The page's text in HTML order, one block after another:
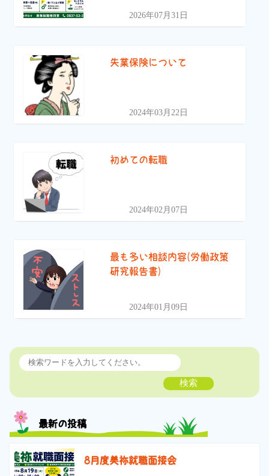
2026年07月31日
失業保険について
2024年03月22日
初めての転職
2024年02月07日
最も多い相談内容(労働政策
研究報告書)
2024年01月09日
検索
最新の投稿
8月度美祢就職面接会